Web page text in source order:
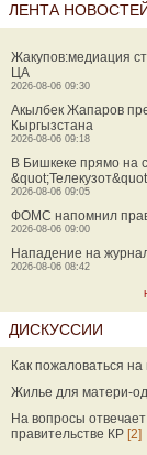
ЛЕНТА
Жакупов:медиация
ЦА
2026-08-06 09:30
Акылбек Жапаров
Кыргызстана
2026-08-06 09:18
В Бишкеке прямо на
2026-08-06 09:05
ФОМС напомнил
2026-08-06 09:00
Нападение на
2026-08-06 08:42
ДИСКУССИИ
Как пожаловаться на
Жилье для матери-
На вопросы
правительстве КР [2]